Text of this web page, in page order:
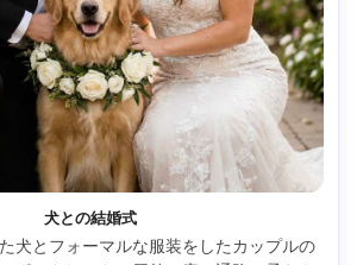
犬との結婚式
犬とフォーマルな服装をしたカップルの